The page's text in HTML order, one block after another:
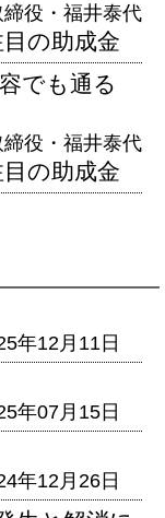
役・福井泰代
の助成金
でも通る
役・福井泰代
の助成金
年12月11日
年07月15日
年12月26日